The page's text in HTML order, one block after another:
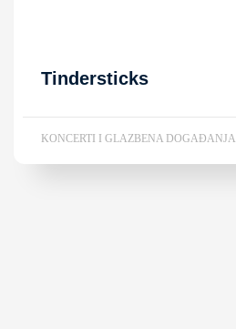
Tindersticks
KONCERTI I GLAZBENA DOGAĐANJA